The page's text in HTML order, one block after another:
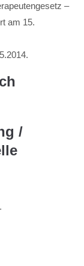
–
am 15.
/